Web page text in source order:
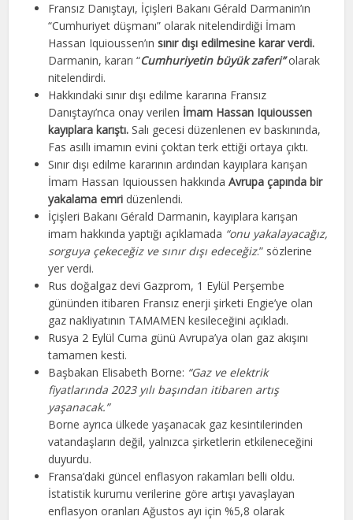
Fransız Danıştayı, İçişleri Bakanı Gérald Darmanin’ın
“Cumhuriyet düşmanı” olarak nitelendirdiği İmam
Hassan Iquioussen’ınsınır dışı edilmesine karar verdi.
Darmanin, kararı “Cumhuriyetin büyük zaferi”olarak
nitelendirdi.
Hakkındaki sınır dışı edilme kararına Fransız
Danıştayı’nca onay verilen İmam Hassan Iquioussen
kayıplara karıştı.Salı gecesi düzenlenen ev baskınında,
Fas asıllı imamın evini çoktan terk ettiği ortaya çıktı.
Sınır dışı edilme kararının ardından kayıplara karışan
İmam Hassan Iquioussen hakkındaAvrupa çapında bir
yakalama emri düzenlendi.
İçişleri Bakanı Gérald Darmanin, kayıplara karışan
imam hakkında yaptığı açıklamada “onu yakalayacağız,
sorguya çekeceğiz ve sınır dışı edeceğiz.” sözlerine
yer verdi.
Rus doğalgaz devi Gazprom, 1 Eylül Perşembe
gününden itibaren Fransız enerji şirketi Engie’ye olan
gaz nakliyatının TAMAMEN kesileceğini açıkladı.
Rusya 2 Eylül Cuma günü Avrupa’ya olan gaz akışını
tamamen kesti.
Başbakan Elisabeth Borne: “Gaz ve elektrik
fiyatlarında 2023 yılı başından itibaren artış
yaşanacak.”
Borne ayrıca ülkede yaşanacak gaz kesintilerinden
vatandaşların değil, yalnızca şirketlerin etkileneceğini
duyurdu.
Fransa’daki güncel enflasyon rakamları belli oldu.
İstatistik kurumu verilerine göre artışı yavaşlayan
enflasyon oranları Ağustos ayı için %5,8 olarak